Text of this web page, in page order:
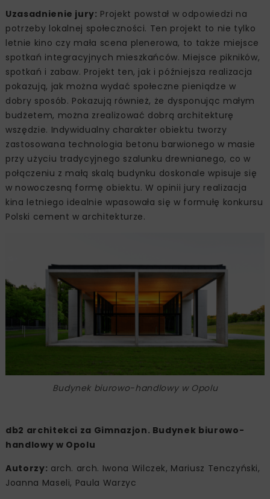
Uzasadnienie jury: Projekt powstał w odpowiedzi na
potrzeby lokalnej społeczności. Ten projekt to nie tylko
letnie kino czy mała scena plenerowa, to także miejsce
spotkań integracyjnych mieszkańców. Miejsce pikników,
spotkań i zabaw. Projekt ten, jak i późniejsza realizacja
pokazują, jak można wydać społeczne pieniądze w
dobry sposób. Pokazują również, że dysponując małym
budżetem, można zrealizować dobrą architekturę
wszędzie. Indywidualny charakter obiektu tworzy
zastosowana technologia betonu barwionego w masie
przy użyciu tradycyjnego szalunku drewnianego, co w
połączeniu z małą skalą budynku doskonale wpisuje się
w nowoczesną formę obiektu. W opinii jury realizacja
kina letniego idealnie wpasowała się w formułę konkursu
Polski cement w architekturze.
Budynek biurowo-handlowy w Opolu
db2 architekci za Gimnazjon. Budynek biurowo-
handlowy w Opolu
Autorzy: arch. arch. Iwona Wilczek, Mariusz Tenczyński,
Joanna Maseli, Paula Warzyc